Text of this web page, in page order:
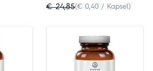
€ 24,85(€ 0,40 / Kapsel)